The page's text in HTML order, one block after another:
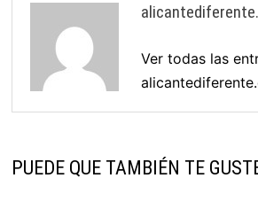
Ver todas las
PUEDE QUE TAMBIÉN TE